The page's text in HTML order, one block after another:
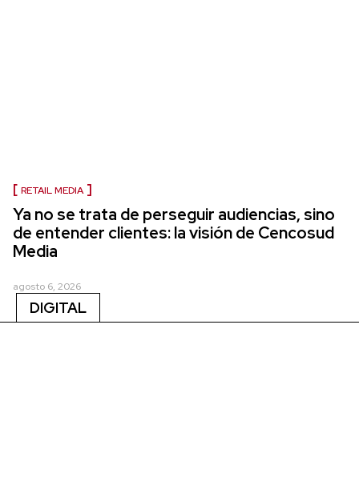
RETAIL MEDIA
Ya no se trata de perseguir audiencias, sino
de entender clientes: la visión de Cencosud
Media
agosto 6, 2026
DIGITAL